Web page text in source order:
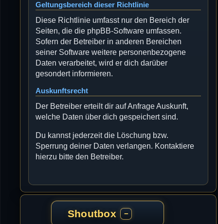
Geltungsbereich dieser Richtlinie
Diese Richtlinie umfasst nur den Bereich der
Seiten, die die phpBB-Software umfassen.
Sofern der Betreiber in anderen Bereichen
seiner Software weitere personenbezogene
Daten verarbeitet, wird er dich darüber
gesondert informieren.
Auskunftsrecht
Der Betreiber erteilt dir auf Anfrage Auskunft,
welche Daten über dich gespeichert sind.
Du kannst jederzeit die Löschung bzw.
Sperrung deiner Daten verlangen. Kontaktiere
hierzu bitte den Betreiber.
Shoutbox −